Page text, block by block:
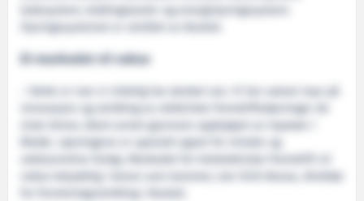
ladesystem, koblingstavler og energistyringssystem.
Styringssystemet er utviklet av Bostek.
El-markedet vil vokse
– Dette er noe vi virkelig har ønsket oss. Vi har satset mye på
innovasjon og utvikling av elektriske fremdriftsløsninger de
siste årene, blant annet gjennom oppkjøpet av Inpower i
Molde. Løsningene er spesielt egnet for mindre og
vektsensitive fartøy. Markedet for helelektriske fremdrift vil
vokse betydelig i årene som kommer, sier Eirik Nesse, direktør
for forretningsutvikling i Bostek.